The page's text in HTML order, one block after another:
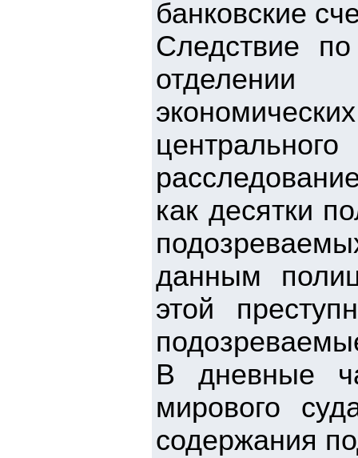
банковские
Следствие
как десятки
данным
этой
В дневные
мирового
содержания